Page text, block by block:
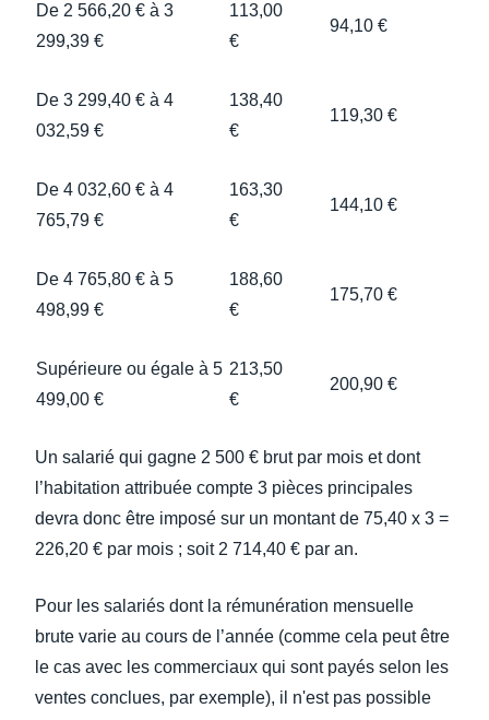
De 2 566,20 € à 3
299,39 €
113,00
€
94,10 €
De 3 299,40 € à 4
032,59 €
138,40
€
119,30 €
De 4 032,60 € à 4
765,79 €
163,30
€
144,10 €
De 4 765,80 € à 5
498,99 €
188,60
€
175,70 €
Supérieure ou égale à 5
499,00 €
213,50
€
200,90 €
Un salarié qui gagne 2 500 € brut par mois et dont
l’habitation attribuée compte 3 pièces principales
devra donc être imposé sur un montant de 75,40 x 3 =
226,20 € par mois ; soit 2 714,40 € par an.
Pour les salariés dont la rémunération mensuelle
brute varie au cours de l’année (comme cela peut être
le cas avec les commerciaux qui sont payés selon les
ventes conclues, par exemple), il n'est pas possible